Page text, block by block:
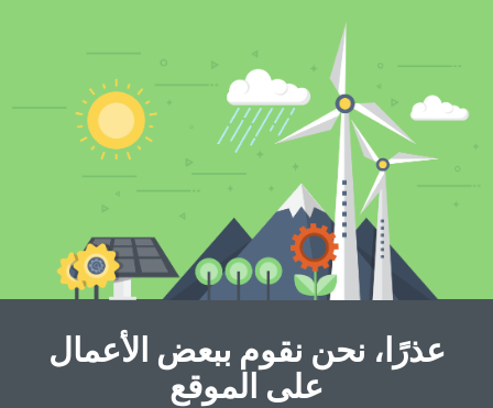
عذرًا، نحن نقوم ببعض الأعمال
على الموقع